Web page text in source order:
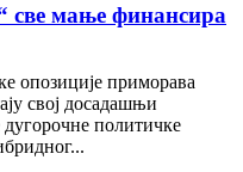
све мање финансира
опозиције приморава
свој досадашњи
политичке